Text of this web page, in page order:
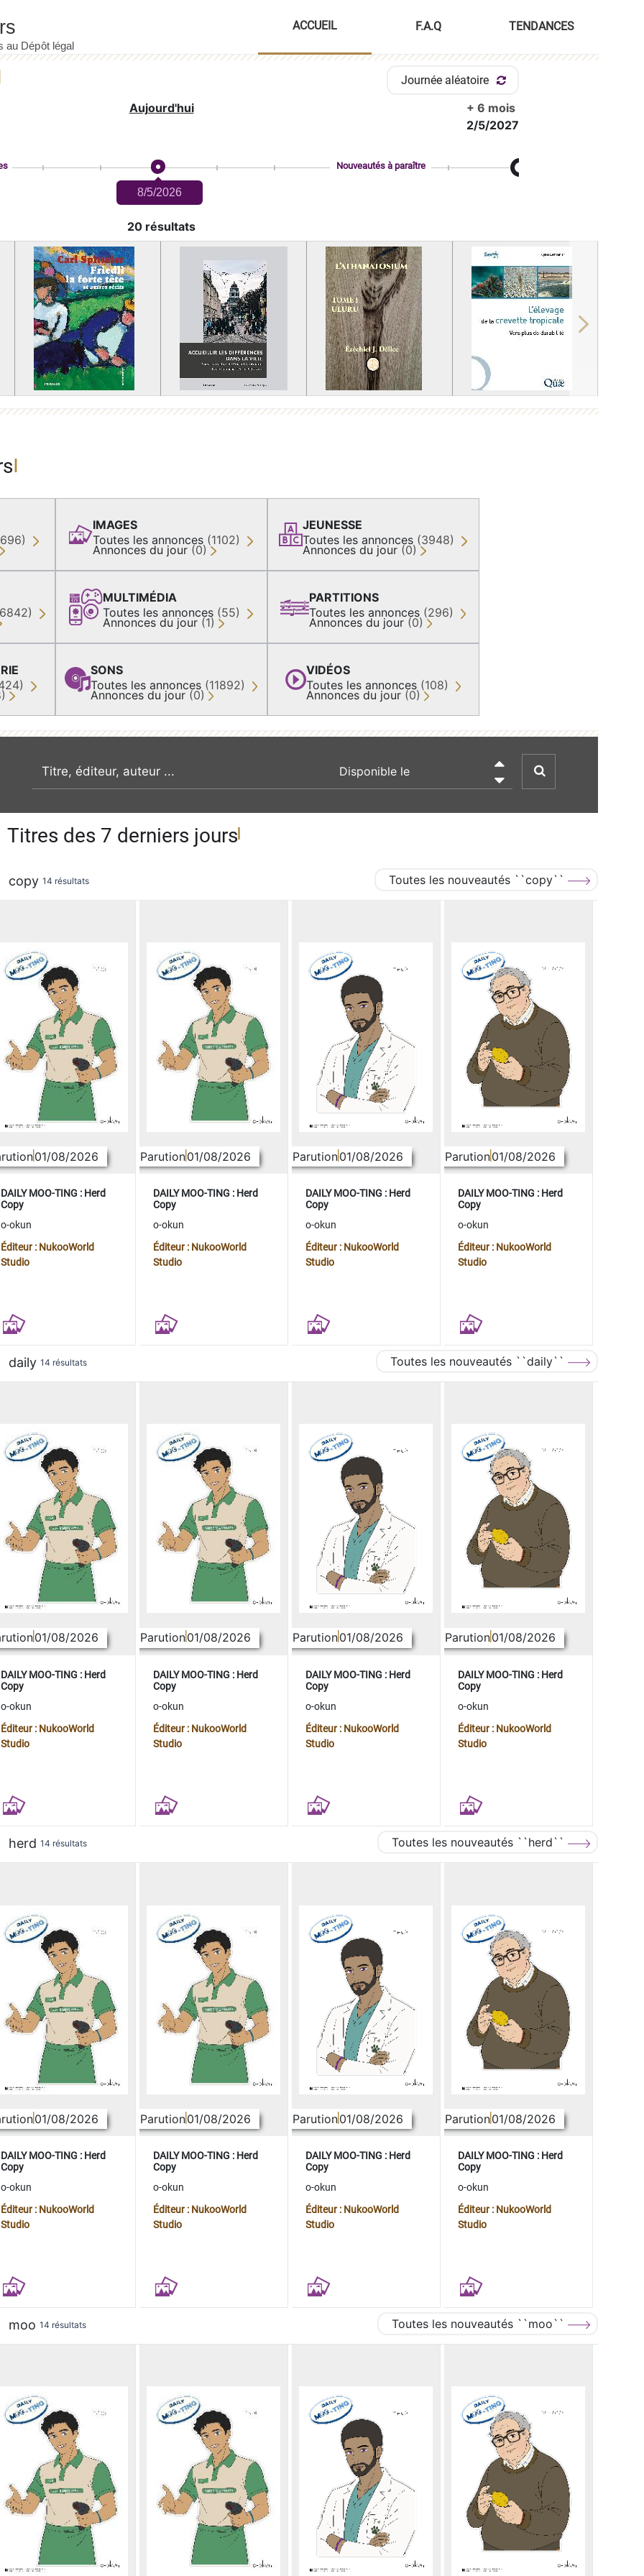
ACCUEIL F.A.Q TENDANCES
Journée aléatoire
Aujourd'hui
+ 6 mois
2/5/2027
8/5/2026
Nouveautés à paraître
20 résultats
Next
IMAGES
Toutes les annonces (1102)
Annonces du jour (0)
MULTIMÉDIA
Toutes les annonces (55)
Annonces du jour (1)
SONS
Toutes les annonces (11892)
Annonces du jour (0)
JEUNESSE
Toutes les annonces (3948)
Annonces du jour (0)
PARTITIONS
Toutes les annonces (296)
Annonces du jour (0)
VIDÉOS
Toutes les annonces (108)
Annonces du jour (0)
recherche par mot clé

Titres des 7 derniers jours
copy 14 résultats Toutes les nouveautés ``copy``
01/08/2026
DAILY MOO-TING : Herd
Copy
o-okun
Éditeur : NukooWorld
Studio
Parution01/08/2026
DAILY MOO-TING : Herd
Copy
o-okun
Éditeur : NukooWorld
Studio
Parution01/08/2026
DAILY MOO-TING : Herd
Copy
o-okun
Éditeur : NukooWorld
Studio
Parution01/08/2026
DAILY MOO-TING : Herd
Copy
o-okun
Éditeur : NukooWorld
Studio
daily 14 résultats Toutes les nouveautés ``daily``
01/08/2026
DAILY MOO-TING : Herd
Copy
o-okun
Éditeur : NukooWorld
Studio
Parution01/08/2026
DAILY MOO-TING : Herd
Copy
o-okun
Éditeur : NukooWorld
Studio
Parution01/08/2026
DAILY MOO-TING : Herd
Copy
o-okun
Éditeur : NukooWorld
Studio
Parution01/08/2026
DAILY MOO-TING : Herd
Copy
o-okun
Éditeur : NukooWorld
Studio
herd 14 résultats Toutes les nouveautés ``herd``
01/08/2026
DAILY MOO-TING : Herd
Copy
o-okun
Éditeur : NukooWorld
Studio
Parution01/08/2026
DAILY MOO-TING : Herd
Copy
o-okun
Éditeur : NukooWorld
Studio
Parution01/08/2026
DAILY MOO-TING : Herd
Copy
o-okun
Éditeur : NukooWorld
Studio
Parution01/08/2026
DAILY MOO-TING : Herd
Copy
o-okun
Éditeur : NukooWorld
Studio
moo 14 résultats Toutes les nouveautés ``moo``